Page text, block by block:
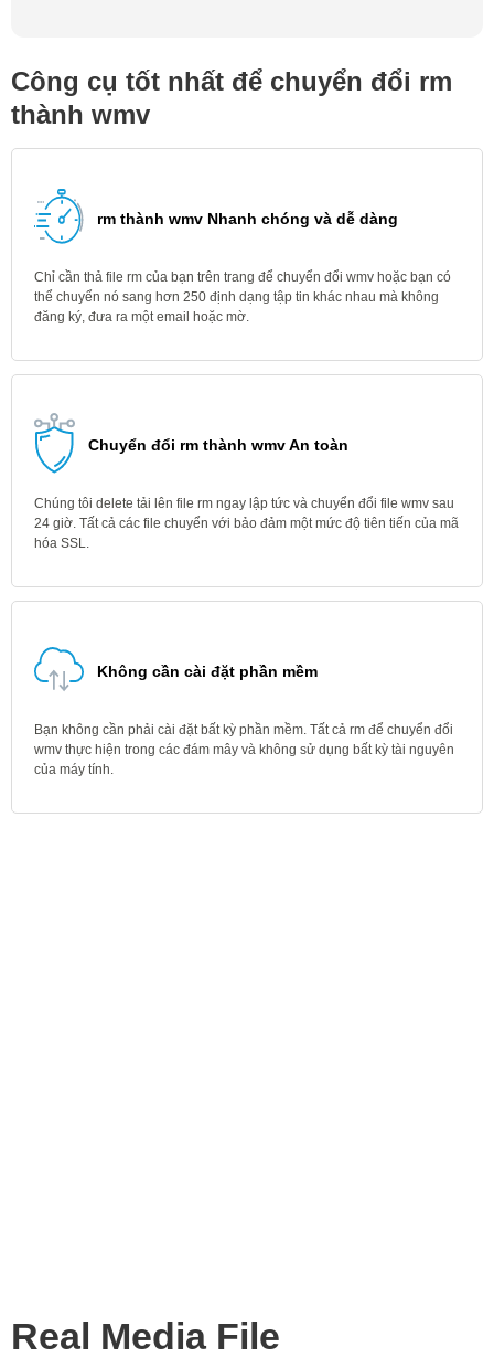
Công cụ tốt nhất để chuyển đổi rm
thành wmv
rm thành wmv Nhanh chóng và dễ dàng
Chỉ cần thả file rm của bạn trên trang để chuyển đổi wmv hoặc bạn có
thể chuyển nó sang hơn 250 định dạng tập tin khác nhau mà không
đăng ký, đưa ra một email hoặc mờ.
Chuyển đổi rm thành wmv An toàn
Chúng tôi delete tải lên file rm ngay lập tức và chuyển đổi file wmv sau
24 giờ. Tất cả các file chuyển với bảo đảm một mức độ tiên tiến của mã
hóa SSL.
Không cần cài đặt phần mềm
Bạn không cần phải cài đặt bất kỳ phần mềm. Tất cả rm để chuyển đổi
wmv thực hiện trong các đám mây và không sử dụng bất kỳ tài nguyên
của máy tính.
Real Media File